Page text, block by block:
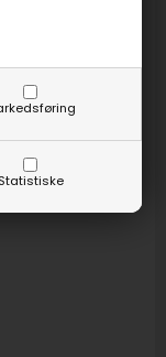
Statistiske